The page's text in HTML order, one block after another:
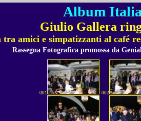
Album
Giulio Gallera
tra amici e simpatizzanti al café
Rassegna Fotografica promossa da
001 002